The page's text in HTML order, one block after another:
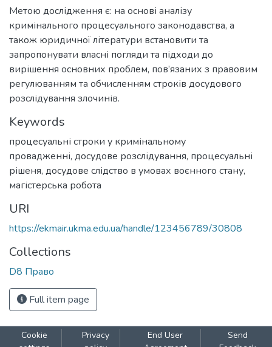
Метою дослідження є: на основі аналізу
кримінального процесуального законодавства, а
також юридичної літератури встановити та
запропонувати власні погляди та підходи до
вирішення основних проблем, пов’язаних з правовим
регулюванням та обчисленням строків досудового
розслідування злочинів.
Keywords
процесуальні строки у кримінальному
провадженні, досудове розслідування, процесуальні
рішеня, досудове слідство в умовах воєнного стану,
магістерська робота
URI
https://ekmair.ukma.edu.ua/handle/123456789/30808
Collections
D8 Право
Full item page
Cookie
Privacy
End User
Send